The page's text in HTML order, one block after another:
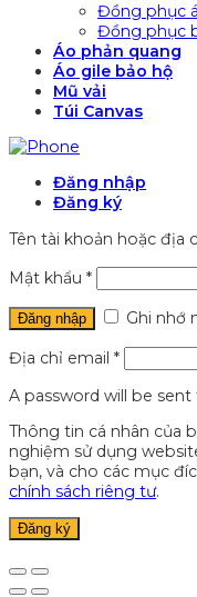
Đồng phục
Đồng phục
Áo phản quang
Áo gile bảo hộ
Mũ vải
Túi Canvas
Đăng nhập
Đăng ký
Tên tài khoản hoặc địa
Mật khẩu *
Đăng nhập Ghi nhớ
Địa chỉ email *
A password will be
Thông tin cá nhân của
nghiệm sử dụng
bạn, và cho các mục
chính sách riêng tư.
Đăng ký